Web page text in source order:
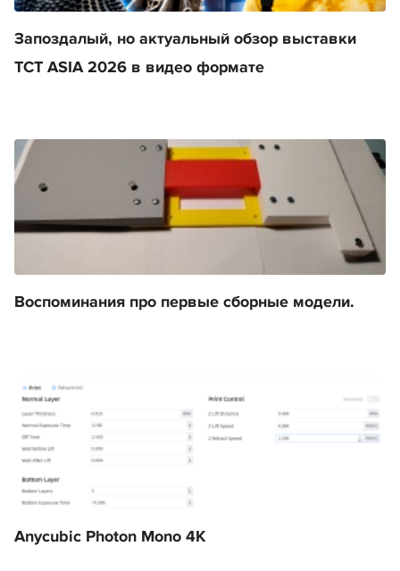
Запоздалый, но актуальный обзор выставки
TCT ASIA 2026 в видео формате
Воспоминания про первые сборные модели.
Anycubic Photon Mono 4K